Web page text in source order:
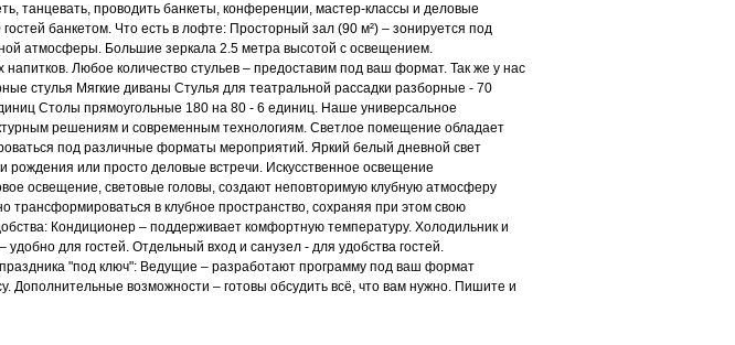
танцевать, проводить банкеты, конференции, мастер-классы и деловые
банкетом. Что есть в лофте: Просторный зал (90 м²) – зонируется под
атмосферы. Большие зеркала 2.5 метра высотой с освещением.
Любое количество стульев – предоставим под ваш формат. Так же у нас
стулья Мягкие диваны Стулья для театральной рассадки разборные - 70
Столы прямоугольные 180 на 80 - 6 единиц. Наше универсальное
решениям и современным технологиям. Светлое помещение обладает
под различные форматы мероприятий. Яркий белый дневной свет
рождения или просто деловые встречи. Искусственное освещение
освещение, световые головы, создают неповторимую клубную атмосферу
в клубное пространство, сохраняя при этом свою
Кондиционер – поддерживает комфортную температуру. Холодильник и
для гостей. Отдельный вход и санузел - для удобства гостей.
"под ключ": Ведущие – разработают программу под ваш формат
Дополнительные возможности – готовы обсудить всё, что вам нужно. Пишите и